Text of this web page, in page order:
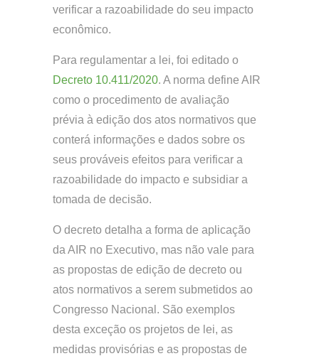
verificar a razoabilidade do seu impacto
econômico.
Para regulamentar a lei, foi editado o
Decreto 10.411/2020. A norma define AIR
como o procedimento de avaliação
prévia à edição dos atos normativos que
conterá informações e dados sobre os
seus prováveis efeitos para verificar a
razoabilidade do impacto e subsidiar a
tomada de decisão.
O decreto detalha a forma de aplicação
da AIR no Executivo, mas não vale para
as propostas de edição de decreto ou
atos normativos a serem submetidos ao
Congresso Nacional. São exemplos
desta exceção os projetos de lei, as
medidas provisórias e as propostas de